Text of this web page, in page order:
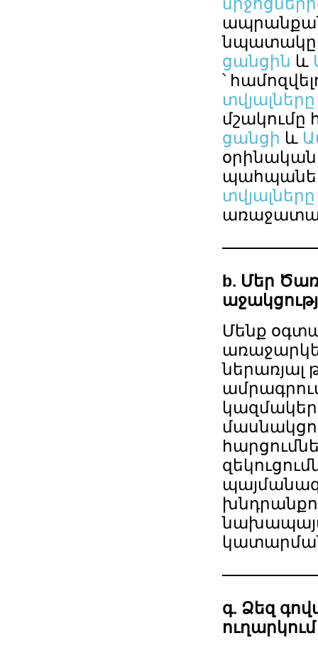
նպատակը
ցանցին և
՝
տվյալները
մշակումը
ցանցի և
օրինական
տվյալները
b. Մեր
Մենք
ներառյալ
գ. Ձեզ
ուղարկում